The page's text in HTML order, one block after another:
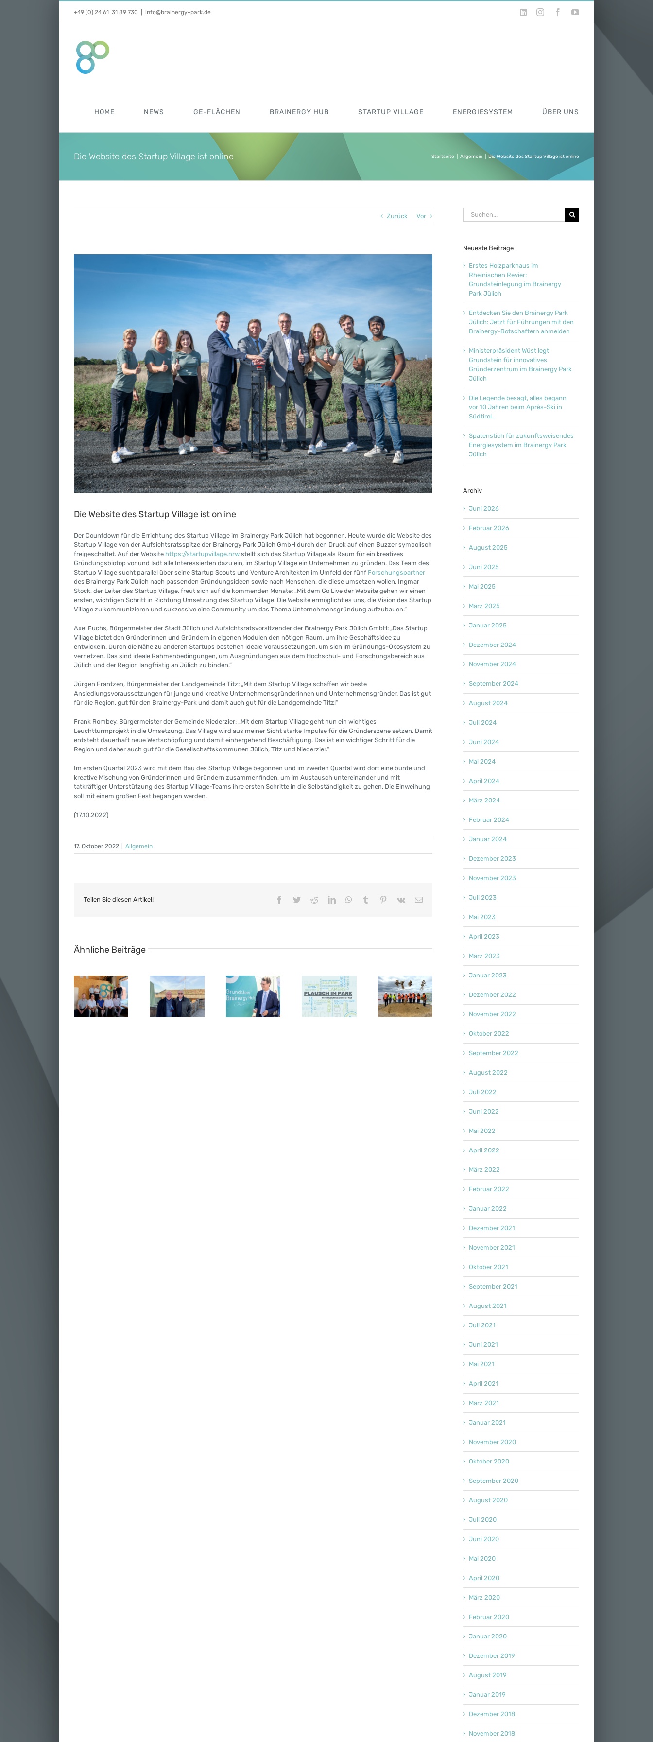
+49 (0) 24 61 31 89 730 info@brainergy-park.de LinkedInInstagramFacebookYouTube
HOME NEWS GE-FLÄCHEN BRAINERGY HUB STARTUP VILLAGE ENERGIESYSTEM ÜBER UNS
Die Website des Startup Village ist online Startseite Allgemein Die Website des Startup Village ist online
Zurück Vor
grösseres
Die Website des Startup Village ist online
Der Countdown für die Errichtung des Startup Village im Brainergy Park Jülich hat begonnen. Heute wurde die Website des
Startup Village von der Aufsichtsratsspitze der Brainergy Park Jülich GmbH durch den Druck auf einen Buzzer symbolisch
freigeschaltet. Auf der Website https://startupvillage.nrwstellt sich das Startup Village als Raum für ein kreatives
Gründungsbiotop vor und lädt alle Interessierten dazu ein, im Startup Village ein Unternehmen zu gründen. Das Team des
Startup Village sucht parallel über seine Startup Scouts und Venture Architekten im Umfeld der fünf Forschungspartner
des Brainergy Park Jülich nach passenden Gründungsideen sowie nach Menschen, die diese umsetzen wollen. Ingmar
Stock, der Leiter des Startup Village, freut sich auf die kommenden Monate: „Mit dem Go Live der Website gehen wir einen
ersten, wichtigen Schritt in Richtung Umsetzung des Startup Village. Die Website ermöglicht es uns, die Vision des Startup
Village zu kommunizieren und sukzessive eine Community um das Thema Unternehmensgründung aufzubauen.“
Axel Fuchs, Bürgermeister der Stadt Jülich und Aufsichtsratsvorsitzender der Brainergy Park Jülich GmbH: „Das Startup
Village bietet den Gründerinnen und Gründern in eigenen Modulen den nötigen Raum, um ihre Geschäftsidee zu
entwickeln. Durch die Nähe zu anderen Startups bestehen ideale Voraussetzungen, um sich im Gründungs-Ökosystem zu
vernetzen. Das sind ideale Rahmenbedingungen, um Ausgründungen aus dem Hochschul- und Forschungsbereich aus
Jülich und der Region langfristig an Jülich zu binden.“
Jürgen Frantzen, Bürgermeister der Landgemeinde Titz: „Mit dem Startup Village schaffen wir beste
Ansiedlungsvoraussetzungen für junge und kreative Unternehmensgründerinnen und Unternehmensgründer. Das ist gut
für die Region, gut für den Brainergy-Park und damit auch gut für die Landgemeinde Titz!“
Frank Rombey, Bürgermeister der Gemeinde Niederzier: „Mit dem Startup Village geht nun ein wichtiges
Leuchtturmprojekt in die Umsetzung. Das Village wird aus meiner Sicht starke Impulse für die Gründerszene setzen. Damit
entsteht dauerhaft neue Wertschöpfung und damit einhergehend Beschäftigung. Das ist ein wichtiger Schritt für die
Region und daher auch gut für die Gesellschaftskommunen Jülich, Titz und Niederzier.“
Im ersten Quartal 2023 wird mit dem Bau des Startup Village begonnen und im zweiten Quartal wird dort eine bunte und
kreative Mischung von Gründerinnen und Gründern zusammenfinden, um im Austausch untereinander und mit
tatkräftiger Unterstützung des Startup Village-Teams ihre ersten Schritte in die Selbständigkeit zu gehen. Die Einweihung
soll mit einem großen Fest begangen werden.
(17.10.2022)
17. Oktober 2022 Allgemein
Teilen Sie diesen Artikel! Facebook
TwitterRedditLinkedInWhatsApp
Tumblr Pinterest
Vk
E-
Ähnliche Beiträge
im Brainergy
Entdecken
Sie den
Brainergy
Park Jülich:
Jetzt für
Ministerpräsident
Wüst legt
Grundstein
für
Die Legende
besagt, alles
begann vor
10 Jahren
Spatenstich
für
zukunftsweisendes
Suche
nach:
Neueste Beiträge
Erstes Holzparkhaus im
Rheinischen Revier:
Grundsteinlegung im Brainergy
Park Jülich
Entdecken Sie den Brainergy Park
Jülich: Jetzt für Führungen mit den
Brainergy-Botschaftern anmelden
Ministerpräsident Wüst legt
Grundstein für innovatives
Gründerzentrum im Brainergy Park
Jülich
Die Legende besagt, alles begann
vor 10 Jahren beim Après-Ski in
Südtirol…
Spatenstich für zukunftsweisendes
Energiesystem im Brainergy Park
Jülich
Archiv
Juni 2026
Februar 2026
August 2025
Juni 2025
Mai 2025
März 2025
Januar 2025
Dezember 2024
November 2024
September 2024
August 2024
Juli 2024
Juni 2024
Mai 2024
April 2024
März 2024
Februar 2024
Januar 2024
Dezember 2023
November 2023
Juli 2023
Mai 2023
April 2023
März 2023
Januar 2023
Dezember 2022
November 2022
Oktober 2022
September 2022
August 2022
Juli 2022
Juni 2022
Mai 2022
April 2022
März 2022
Februar 2022
Januar 2022
Dezember 2021
November 2021
Oktober 2021
September 2021
August 2021
Juli 2021
Juni 2021
Mai 2021
April 2021
März 2021
Januar 2021
November 2020
Oktober 2020
September 2020
August 2020
Juli 2020
Juni 2020
Mai 2020
April 2020
März 2020
Februar 2020
Januar 2020
Dezember 2019
August 2019
Januar 2019
Dezember 2018
November 2018